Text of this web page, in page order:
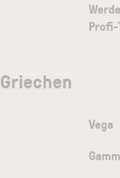
Griechen
Vega